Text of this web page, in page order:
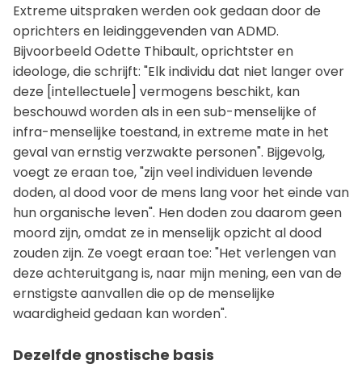
Extreme uitspraken werden ook gedaan door de
oprichters en leidinggevenden van ADMD.
Bijvoorbeeld Odette Thibault, oprichtster en
ideologe, die schrijft: "Elk individu dat niet langer over
deze [intellectuele] vermogens beschikt, kan
beschouwd worden als in een sub-menselijke of
infra-menselijke toestand, in extreme mate in het
geval van ernstig verzwakte personen". Bijgevolg,
voegt ze eraan toe, "zijn veel individuen levende
doden, al dood voor de mens lang voor het einde van
hun organische leven". Hen doden zou daarom geen
moord zijn, omdat ze in menselijk opzicht al dood
zouden zijn. Ze voegt eraan toe: "Het verlengen van
deze achteruitgang is, naar mijn mening, een van de
ernstigste aanvallen die op de menselijke
waardigheid gedaan kan worden".
Dezelfde gnostische basis